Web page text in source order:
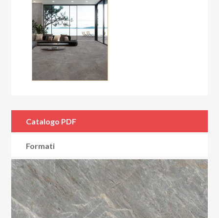
Catalogo PDF
Formati